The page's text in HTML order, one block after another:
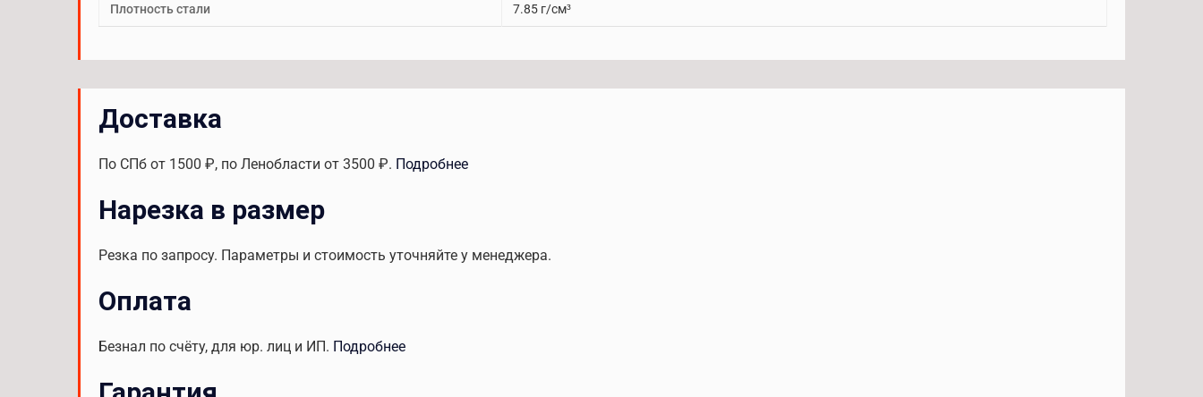
Плотность стали 7.85 г/см³
Доставка
По СПб от 1500 ₽, по Ленобласти от 3500 ₽. Подробнее
Нарезка в размер
Резка по запросу. Параметры и стоимость уточняйте у менеджера.
Оплата
Безнал по счёту, для юр. лиц и ИП. Подробнее